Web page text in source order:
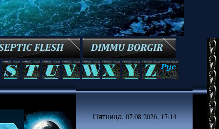
Пятница, 07.08.2026, 17:14